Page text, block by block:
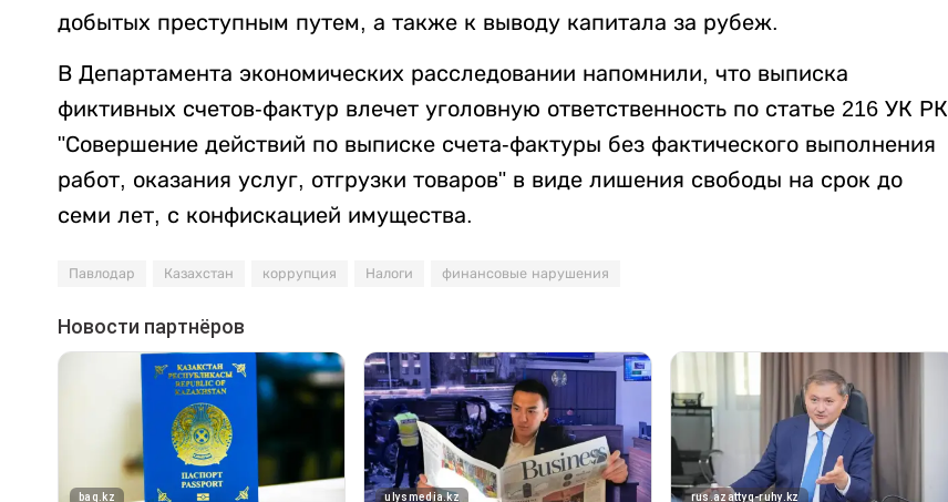
добытых преступным путем, а также к выводу капитала за рубеж.
В Департамента экономических расследовании напомнили, что выписка
фиктивных счетов-фактур влечет уголовную ответственность по статье 216 УК РК
"Совершение действий по выписке счета-фактуры без фактического выполнения
работ, оказания услуг, отгрузки товаров" в виде лишения свободы на срок до
семи лет, с конфискацией имущества.
Павлодар Казахстан коррупция Налоги финансовые нарушения